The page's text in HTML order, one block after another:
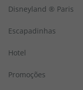
Disneyland ® Paris
Escapadinhas
Hotel
Promoções